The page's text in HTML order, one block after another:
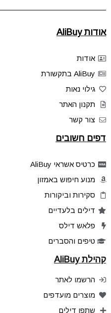
אודות AliBuy
אודות
AliBuy בתקשורת
גילוי נאות
תקנון האתר
צור קשר
דפים חשובים
כרטיס אשראי AliBuy
מנוע חיפוש באמזון
סקירות וביקורות
דילים בלעדיים
פלאש דילס
טיפים והסברים
קהילת AliBuy
הרשמו לאתר
מוצרים מועדפים
שתפו דילים